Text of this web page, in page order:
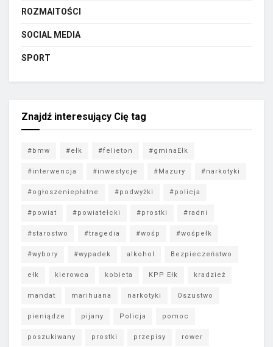
ROZMAITOŚCI
SOCIAL MEDIA
SPORT
Znajdź interesujący Cię tag
#bmw #ełk #felieton #gminaEłk
#interwencja #inwestycje #Mazury #narkotyki
#ogłoszeniepłatne #podwyżki #policja
#powiat #powiatełcki #prostki #radni
#starostwo #tragedia #wośp #wośpełk
#wybory #wypadek alkohol Bezpieczeństwo
ełk kierowca kobieta KPP Ełk kradzież
mandat marihuana narkotyki Oszustwo
pieniądze pijany Policja pomoc
poszukiwany prostki przepisy rower